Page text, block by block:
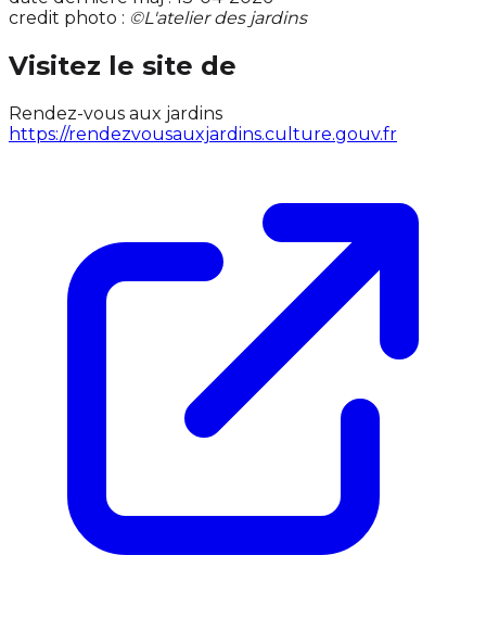
credit photo : ©L'atelier des jardins
Visitez le site de
Rendez-vous aux jardins
https://rendezvousauxjardins.culture.gouv.fr